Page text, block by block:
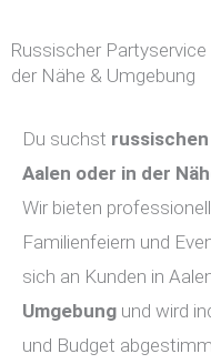
Russischer
der Nähe & Umgebung
Du suchst
Aalen oder in der
Wir bieten
Familienfeiern und
sich an Kunden in
Umgebung und wird
und Budget